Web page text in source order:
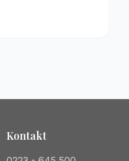
Kontakt